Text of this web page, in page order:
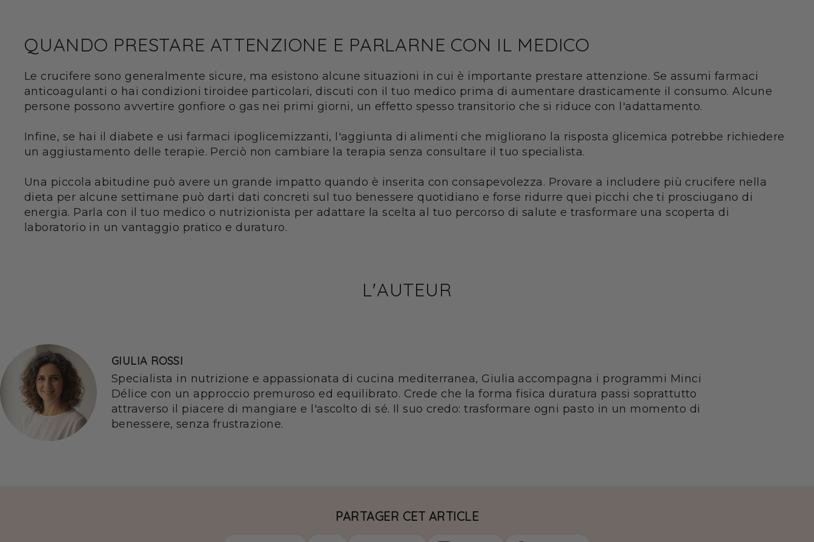
QUANDO PRESTARE ATTENZIONE E PARLARNE CON IL MEDICO
Le crucifere sono generalmente sicure, ma esistono alcune situazioni in cui è importante prestare attenzione. Se assumi farmaci
anticoagulanti o hai condizioni tiroidee particolari, discuti con il tuo medico prima di aumentare drasticamente il consumo. Alcune
persone possono avvertire gonfiore o gas nei primi giorni, un effetto spesso transitorio che si riduce con l'adattamento.
Infine, se hai il diabete e usi farmaci ipoglicemizzanti, l'aggiunta di alimenti che migliorano la risposta glicemica potrebbe richiedere
un aggiustamento delle terapie. Perciò non cambiare la terapia senza consultare il tuo specialista.
Una piccola abitudine può avere un grande impatto quando è inserita con consapevolezza. Provare a includere più crucifere nella
dieta per alcune settimane può darti dati concreti sul tuo benessere quotidiano e forse ridurre quei picchi che ti prosciugano di
energia. Parla con il tuo medico o nutrizionista per adattare la scelta al tuo percorso di salute e trasformare una scoperta di
laboratorio in un vantaggio pratico e duraturo.
L'AUTEUR
GIULIA ROSSI
Specialista in nutrizione e appassionata di cucina mediterranea, Giulia accompagna i programmi Minci
Délice con un approccio premuroso ed equilibrato. Crede che la forma fisica duratura passi soprattutto
attraverso il piacere di mangiare e l'ascolto di sé. Il suo credo: trasformare ogni pasto in un momento di
benessere, senza frustrazione.
PARTAGER CET ARTICLE